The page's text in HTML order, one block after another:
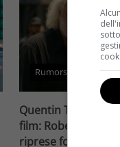
Rumors
Quentin Tarantino
film: Robert
riprese forse nel